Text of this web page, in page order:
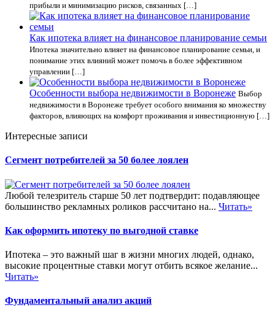
прибыли и минимизацию рисков, связанных […]
Как ипотека влияет на финансовое планирование семьи
Ипотека значительно влияет на финансовое планирование семьи, и
понимание этих влияний может помочь в более эффективном
управлении […]
Особенности выбора недвижимости в Воронеже Выбор
недвижимости в Воронеже требует особого внимания ко множеству
факторов, влияющих на комфорт проживания и инвестиционную […]
Интересные записи
Сегмент потребителей за 50 более лоялен
Любой телезритель старше 50 лет подтвердит: подавляющее
большинство рекламных роликов рассчитано на... Читать»
Как оформить ипотеку по выгодной ставке
Ипотека – это важный шаг в жизни многих людей, однако,
высокие процентные ставки могут отбить всякое желание...
Читать»
Фундаментальный анализ акций